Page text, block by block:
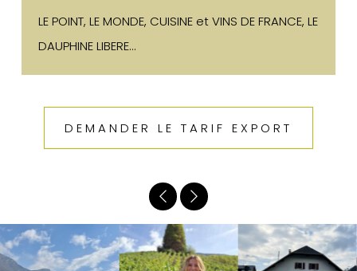
LE POINT, LE MONDE, CUISINE et VINS DE FRANCE, LE
DAUPHINE LIBERE...
DEMANDER LE TARIF EXPORT